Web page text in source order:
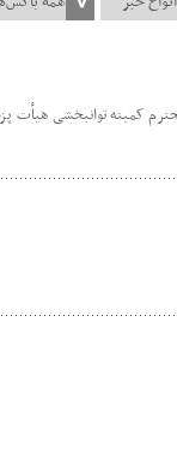
کمیته توانبخشی هیأت